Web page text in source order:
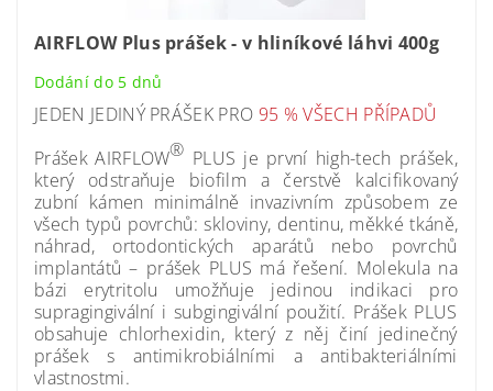
AIRFLOW Plus prášek - v hliníkové láhvi 400g
Dodání do 5 dnů
JEDEN JEDINÝ PRÁŠEK PRO 95 % VŠECH PŘÍPADŮ
Prášek AIRFLOW® PLUS je první high-tech prášek,
který odstraňuje biofilm a čerstvě kalcifikovaný
zubní kámen minimálně invazivním způsobem ze
všech typů povrchů: skloviny, dentinu, měkké tkáně,
náhrad, ortodontických aparátů nebo povrchů
implantátů – prášek PLUS má řešení. Molekula na
bázi erytritolu umožňuje jedinou indikaci pro
supragingivální i subgingivální použití. Prášek PLUS
obsahuje chlorhexidin, který z něj činí jedinečný
prášek s antimikrobiálními a antibakteriálními
vlastnostmi.